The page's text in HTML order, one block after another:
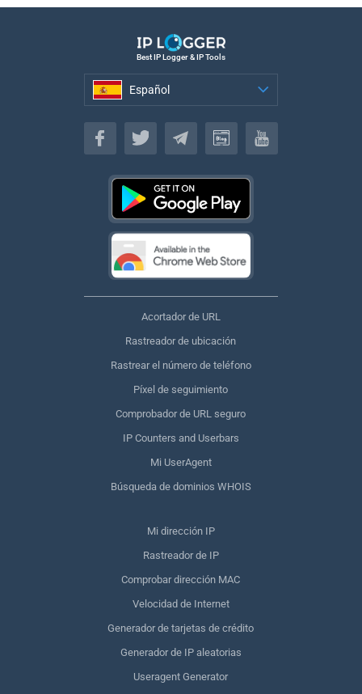
Best IP Logger & IP Tools
Español
Español
Acortador de URL
Rastreador de ubicación
Rastrear el número de teléfono
Píxel de seguimiento
Comprobador de URL seguro
IP Counters and Userbars
Mi UserAgent
Búsqueda de dominios WHOIS
Mi dirección IP
Rastreador de IP
Comprobar dirección MAC
Velocidad de Internet
Generador de tarjetas de crédito
Generador de IP aleatorias
Useragent Generator